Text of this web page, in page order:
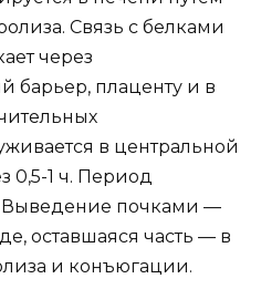
Связь с белками
через
барьер, плаценту и в
в центральной
0,5-1 ч. Период
почками —
оставшаяся часть — в
и конъюгации.